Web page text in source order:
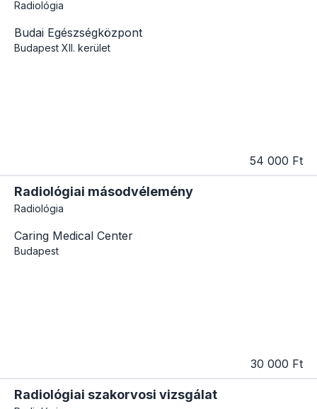
Radiológia
Budai Egészségközpont
Budapest XII. kerület
54 000 Ft
Radiológiai másodvélemény
Radiológia
Caring Medical Center
Budapest
30 000 Ft
Radiológiai szakorvosi vizsgálat